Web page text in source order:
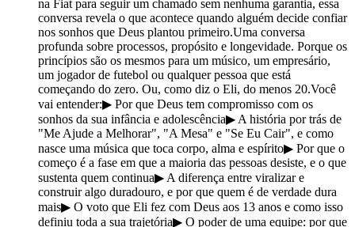
na Fiat para seguir um chamado sem nenhuma garantia, essa
conversa revela o que acontece quando alguém decide confiar
nos sonhos que Deus plantou primeiro.Uma conversa
profunda sobre processos, propósito e longevidade. Porque os
princípios são os mesmos para um músico, um empresário,
um jogador de futebol ou qualquer pessoa que está
começando do zero. Ou, como diz o Eli, do menos 20.Você
vai entender:▶ Por que Deus tem compromisso com os
sonhos da sua infância e adolescência▶ A história por trás de
"Me Ajude a Melhorar", "A Mesa" e "Se Eu Cair", e como
nasce uma música que toca corpo, alma e espírito▶ Por que o
começo é a fase em que a maioria das pessoas desiste, e o que
sustenta quem continua▶ A diferença entre viralizar e
construir algo duradouro, e por que quem é de verdade dura
mais▶ O voto que Eli fez com Deus aos 13 anos e como isso
definiu toda a sua trajetória▶ O poder de uma equipe: por que